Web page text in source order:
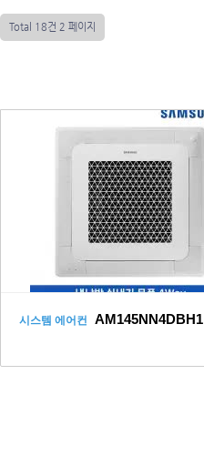
Total 18건 2 페이지
시스템 에어컨 AM145NN4DBH1